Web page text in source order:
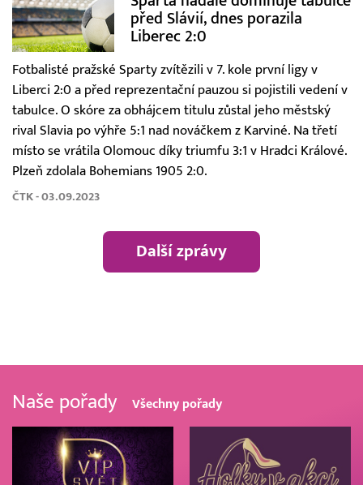
před Slávií, dnes porazila
Liberec 2:0
Fotbalisté pražské Sparty zvítězili v 7. kole první ligy v
Liberci 2:0 a před reprezentační pauzou si pojistili vedení v
tabulce. O skóre za obhájcem titulu zůstal jeho městský
rival Slavia po výhře 5:1 nad nováčkem z Karviné. Na třetí
místo se vrátila Olomouc díky triumfu 3:1 v Hradci Králové.
Plzeň zdolala Bohemians 1905 2:0.
ČTK - 03.09.2023
Další zprávy
Naše pořady Všechny pořady